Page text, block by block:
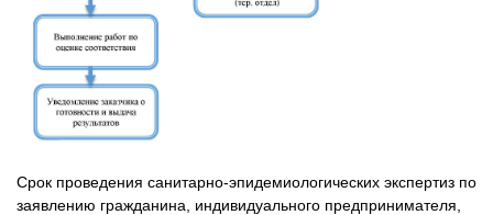
Срок проведения санитарно-эпидемиологических экспертиз по
заявлению гражданина, индивидуального предпринимателя,